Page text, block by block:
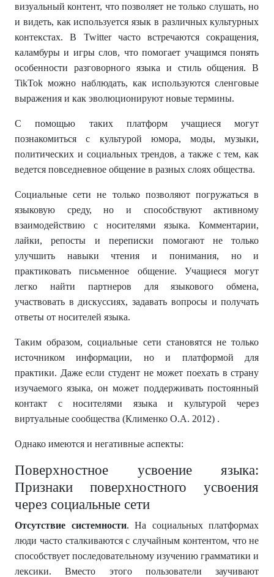
визуальный контент, что позволяет не только слушать, но
и видеть, как используется язык в различных культурных
контекстах. В Twitter часто встречаются сокращения,
каламбуры и игры слов, что помогает учащимся понять
особенности разговорного языка и стиль общения. В
TikTok можно наблюдать, как используются сленговые
выражения и как эволюционируют новые термины.
С помощью таких платформ учащиеся могут
познакомиться с культурой юмора, моды, музыки,
политических и социальных трендов, а также с тем, как
ведется повседневное общение в разных слоях общества.
Социальные сети не только позволяют погружаться в
языковую среду, но и способствуют активному
взаимодействию с носителями языка. Комментарии,
лайки, репосты и переписки помогают не только
улучшить навыки чтения и понимания, но и
практиковать письменноe общение. Учащиеся могут
легко найти партнеров для языкового обмена,
участвовать в дискуссиях, задавать вопросы и получать
ответы от носителей языка.
Таким образом, социальные сети становятся не только
источником информации, но и платформой для
практики. Даже если студент не может поехать в страну
изучаемого языка, он может поддерживать постоянный
контакт с носителями языка и культурой через
виртуальные сообщества (Клименко О.А. 2012) .
Однако имеются и негативные аспекты:
Поверхностное усвоение языка:
Признаки поверхностного усвоения
через социальные сети
Отсутствие системности. На социальных платформах
люди часто сталкиваются с случайным контентом, что не
способствует последовательному изучению грамматики и
лексики. Вместо этого пользователи заучивают